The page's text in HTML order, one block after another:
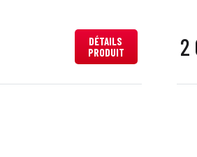
DÉTAILS
PRODUIT
2